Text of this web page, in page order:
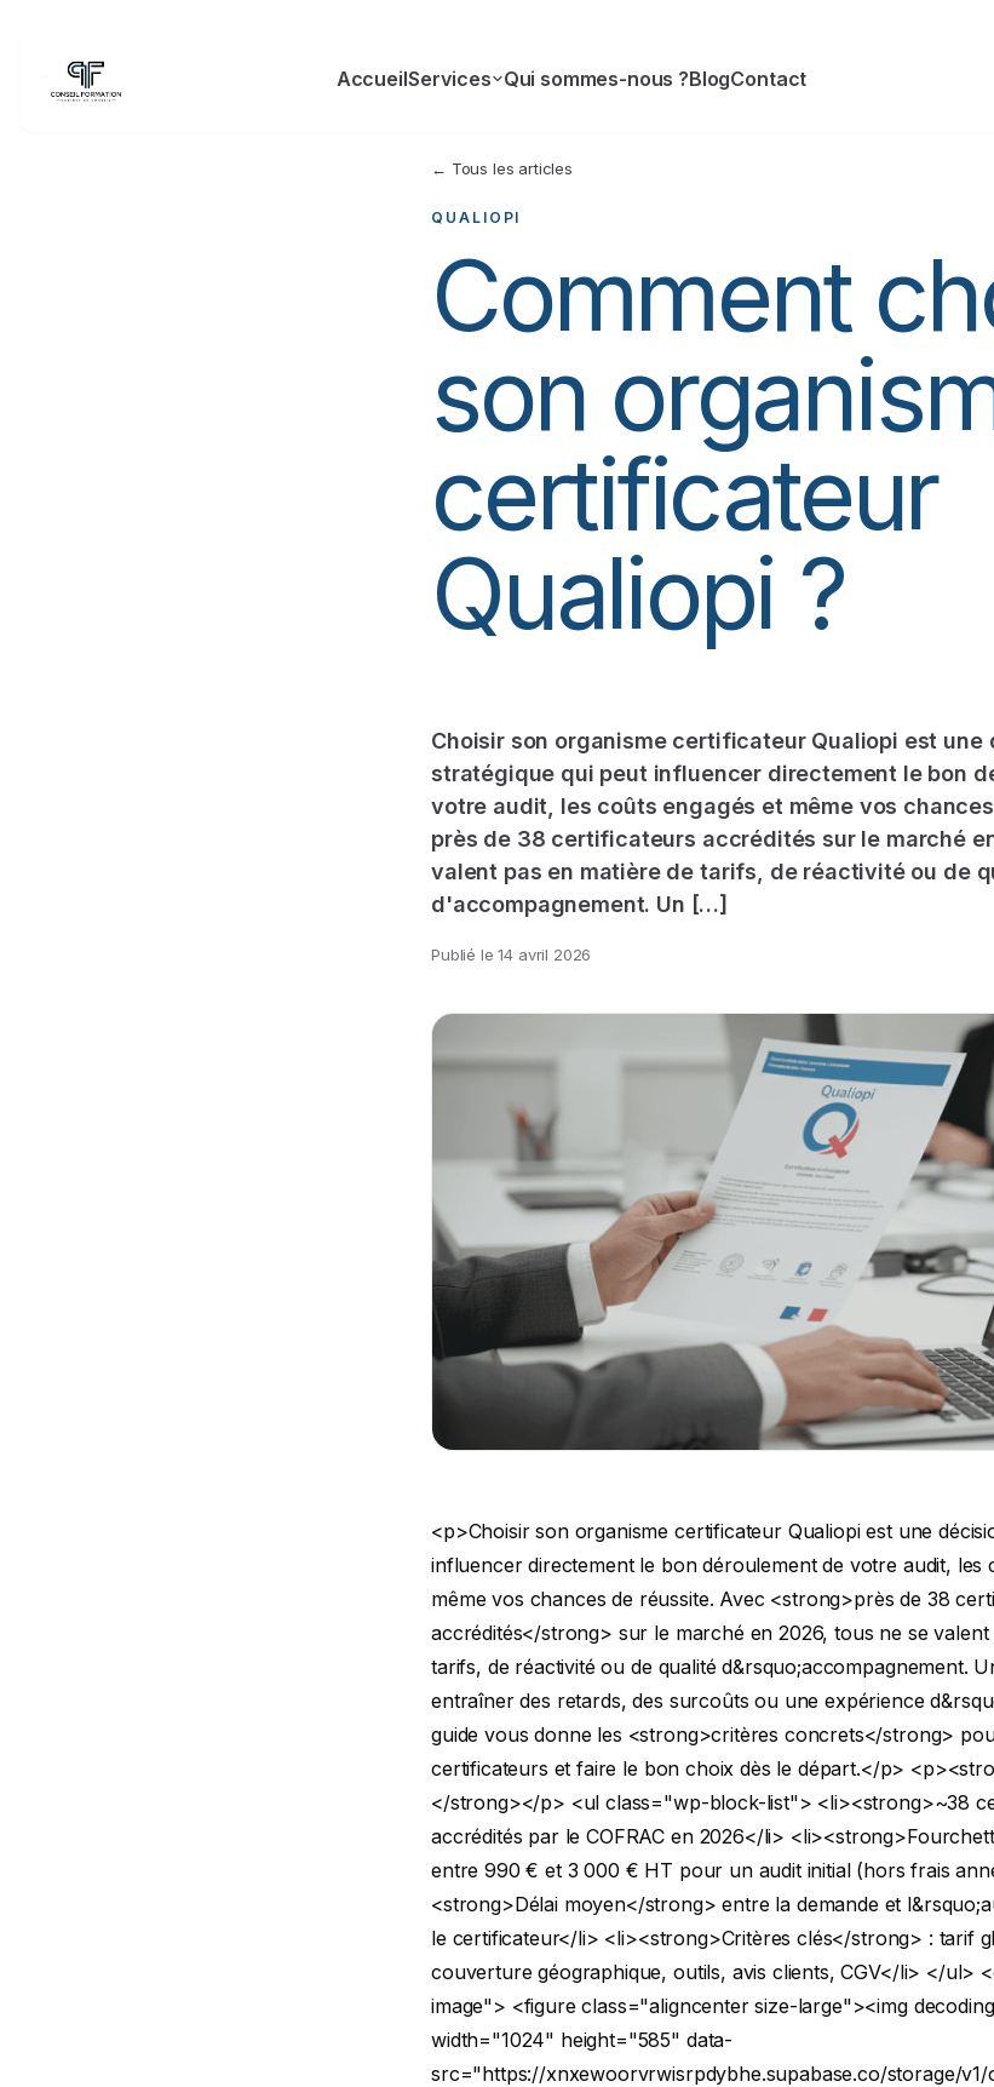
AccueilServices Qui sommes-nous ?BlogContact
← Tous les articles
QUALIOPI
Comment
son
certificateur
Qualiopi ?
Choisir son organisme certificateur Qualiopi est une
stratégique qui peut influencer directement le bon
votre audit, les coûts engagés et même vos
près de 38 certificateurs accrédités sur le marché
valent pas en matière de tarifs, de réactivité ou de
d'accompagnement. Un […]
Publié le14 avril 2026
<p>Choisir son organisme certificateur Qualiopi est une
influencer directement le bon déroulement de votre audit, les
même vos chances de réussite. Avec <strong>près de 38
accrédités</strong> sur le marché en 2026, tous ne se valent
tarifs, de réactivité ou de qualité d&rsquo;accompagnement.
entraîner des retards, des surcoûts ou une expérience
guide vous donne les <strong>critères concrets</strong>
certificateurs et faire le bon choix dès le départ.</p>
</strong></p> <ul class="wp-block-list"> <li><strong>~38
accrédités par le COFRAC en 2026</li>
entre 990 € et 3 000 € HT pour un audit initial (hors frais
<strong>Délai moyen</strong> entre la demande et
le certificateur</li> <li><strong>Critères clés</strong> : tarif
couverture géographique, outils, avis clients, CGV</li> </ul>
image"> <figure class="aligncenter size-large"><img
width="1024" height="585" data-
src="https://xnxewoorvrwisrpdybhe.supabase.co/storage/